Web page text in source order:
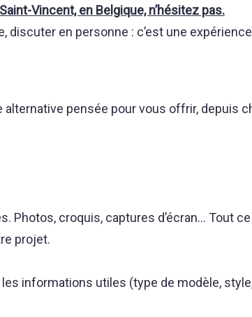
Vincent, en Belgique, n’hésitez pas.
en personne : c’est une
pensée pour vous offrir, depuis
Photos, croquis, captures d’écran… Tout
projet.
informations utiles (type de modèle,